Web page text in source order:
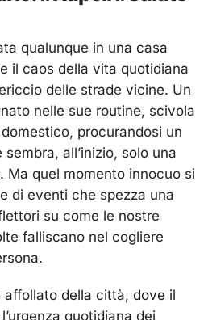
qualunque in una casa
il caos della vita quotidiana
delle strade vicine. Un
nelle sue routine, scivola
procurandosi un
all’inizio, solo una
Ma quel momento innocuo si
di eventi che spezza una
su come le nostre
falliscano nel cogliere
affollato della città, dove il
quotidiana dei